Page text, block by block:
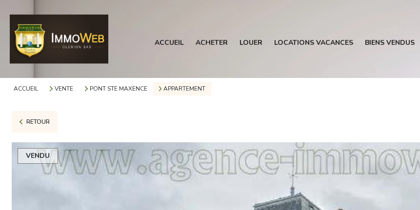
ACCUEIL ACHETER LOUER LOCATIONS VACANCES BIENS VENDUS
ACCUEIL VENTE PONT STE MAXENCE APPARTEMENT
RETOUR
VENDU